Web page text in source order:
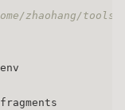
home/zhaohang/